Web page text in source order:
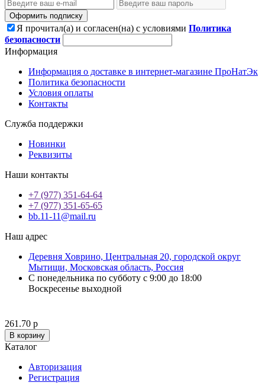
Оформить подписку
Я прочитал(а) и согласен(на) с условиями Политика
безопасности
Информация
Информация о доставке в интернет-магазине ПроНатЭк
Политика безопасности
Условия оплаты
Контакты
Служба поддержки
Новинки
Реквизиты
Наши контакты
+7 (977) 351-64-64
+7 (977) 351-65-65
bb.11-11@mail.ru
Наш адрес
Деревня Ховрино, Центральная 20, городской округ
Мытищи, Московская область, Россия
С понедельника по субботу с 9:00 до 18:00
Воскресенье выходной
261.70 р
В корзину
Каталог
Авторизация
Регистрация